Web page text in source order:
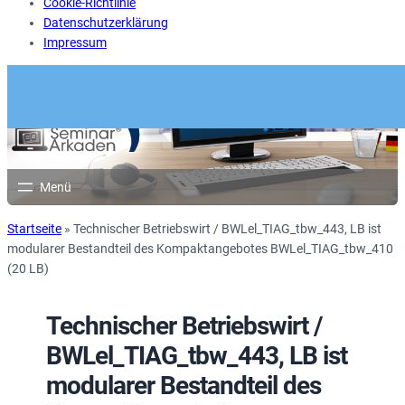
Datenschutzerklärung
Impressum
Startseite » Technischer Betriebswirt / BWLel_TIAG_tbw_443, LB ist
modularer Bestandteil des Kompaktangebotes BWLel_TIAG_tbw_410
(20 LB)
Technischer Betriebswirt /
BWLel_TIAG_tbw_443, LB ist
modularer Bestandteil des